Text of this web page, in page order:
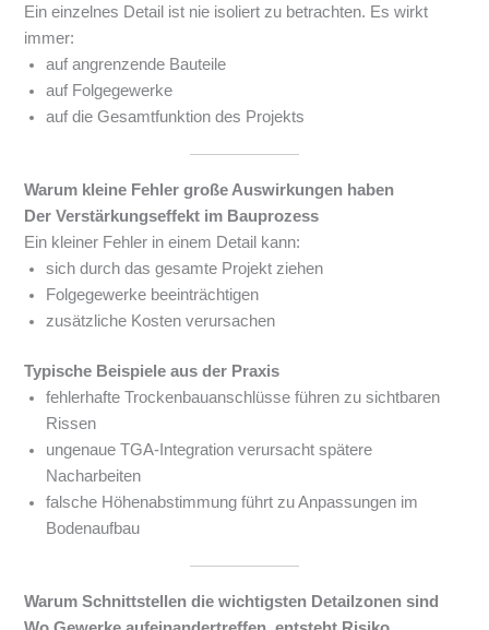
Ein einzelnes Detail ist nie isoliert zu betrachten. Es wirkt
immer:
auf angrenzende Bauteile
auf Folgegewerke
auf die Gesamtfunktion des Projekts
Warum kleine Fehler große Auswirkungen haben
Der Verstärkungseffekt im Bauprozess
Ein kleiner Fehler in einem Detail kann:
sich durch das gesamte Projekt ziehen
Folgegewerke beeinträchtigen
zusätzliche Kosten verursachen
Typische Beispiele aus der Praxis
fehlerhafte Trockenbauanschlüsse führen zu sichtbaren
Rissen
ungenaue TGA-Integration verursacht spätere
Nacharbeiten
falsche Höhenabstimmung führt zu Anpassungen im
Bodenaufbau
Warum Schnittstellen die wichtigsten Detailzonen sind